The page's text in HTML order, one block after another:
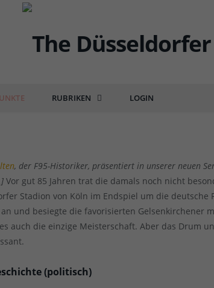
RUBRIKEN LOGIN
Punkte: Die
, der F95-Historiker, präsentiert in unserer neuen
Vor gut 85 Jahren trat die damals noch nicht
Stadion von Köln im Endspiel um die deutsche
an und besiegte die favorisierten Gelsenkirchener
auch die einzige Meisterschaft. Aber das Drum
(politisch)